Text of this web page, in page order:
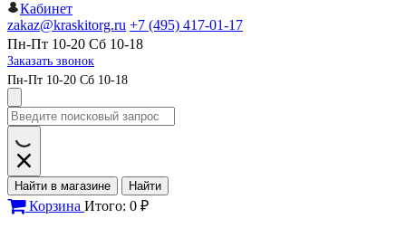
Кабинет
zakaz@kraskitorg.ru +7 (495) 417-01-17
Пн-Пт 10-20 Сб 10-18
Заказать звонок
Пн-Пт 10-20 Сб 10-18
Найти в магазине Найти
Корзина Итого: 0 ₽